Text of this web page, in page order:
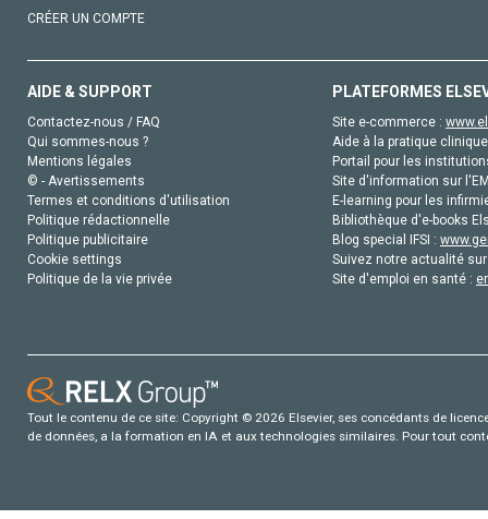
CRÉER UN COMPTE
AIDE & SUPPORT
Contactez-nous / FAQ
Qui sommes-nous ?
Mentions légales
© - Avertissements
Termes et conditions d'utilisation
Politique rédactionnelle
Politique publicitaire
Cookie settings
Politique de la vie privée
PLATEFORMES
Site e-commerce :
Aide à la pratique
Portail pour les
Site d'information sur
E-learning pour les
Bibliothèque d'e-books
Blog special IFSI :
Suivez notre actualité
Site d'emploi en santé :
Tout le contenu de ce site: Copyright © 2026 Elsevier, ses concédants de
de données, a la formation en IA et aux technologies similaires. Pour tout